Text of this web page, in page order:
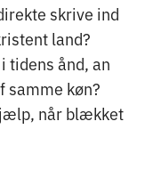
skrive ind
land?
tidens ånd, an
køn?
når blækket